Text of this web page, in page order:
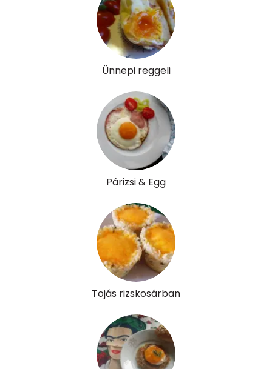
Ünnepi reggeli
Párizsi & Egg
Tojás rizskosárban